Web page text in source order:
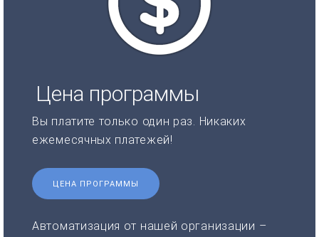
Цена программы
Вы платите только один раз. Никаких
ежемесячных платежей!
ЦЕНА ПРОГРАММЫ
Автоматизация от нашей организации –